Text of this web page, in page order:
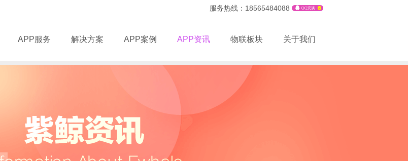
服务热线：18565484088
APP服务 解决方案 APP案例 APP资讯 物联板块 关于我们